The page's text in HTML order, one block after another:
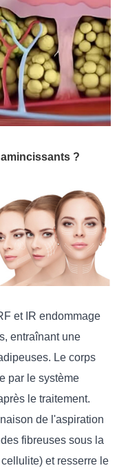
?
et IR endommage
entraînant une
Le corps
par le système
le traitement.
de l'aspiration
fibreuses sous la
et resserre le